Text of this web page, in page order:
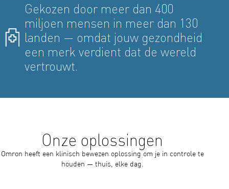
Gekozen door meer dan 400
miljoen mensen in meer dan 130
landen — omdat jouw gezondheid
een merk verdient dat de wereld
vertrouwt.
Onze oplossingen
Omron heeft een klinisch bewezen oplossing om je in controle te
houden — thuis, elke dag.